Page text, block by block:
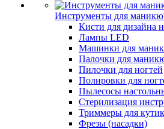
Инструменты для
Кисти для дизайна
Лампы LED
Машинки для
Палочки для
Пилочки для ногтей
Полировки для
Пылесосы
Стерилизация
Триммеры для
Фрезы (насадки)